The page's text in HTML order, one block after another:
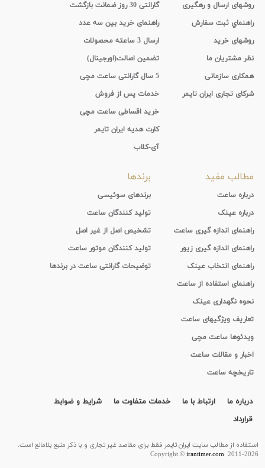
روشهای ارسال و رهگیری
راهنماي ثبت سفارش
روشهای خرید
نظر مشتریان ما
همکاری سازمانی
شرکای تجاری ایران تایمر
گارانتی 30 روز ضمانت بازگشت
راهنمای خرید بین سه عدد
ارسال 3 ساعته محصولات
تضمین اصالت(اورجینال)
5 سال گارانتی ساعت مچی
خدمات پس از فروش
خرید اقساطی ساعت مچی
کارت هدیه ایران تایمر
آی-کلاب
مطالب مفید
درباره ساعت
درباره عینک
راهنمای اندازه گیری ساعت
راهنمای اندازه گیری زیور
راهنمای انتخاب عینک
راهنمای استفاده از ساعت
نحوه نگهداری عینک
تعاریف ویژگیهای ساعت
ویدئوها ساعت مچی
اخبار و مقالات ساعت
تاریخچه ساعت
برندها
برندهای سوئیسی
تولید کنندگان ساعت
تشخیص اصل از غیر اصل
تولید کنندگان موتور ساعت
توضیحات گارانتی ساعت در برندها
درباره ما ارتباط با ما خدمات متفاوت ما
شرایط و ضوابط
قرارداد
استفاده از مطالب سايت ایران تایمر فقط برای مقاصد غیر تجاری و با ذکر منبع بلامانع است.
Copyright ©irantimer.com2011-2026